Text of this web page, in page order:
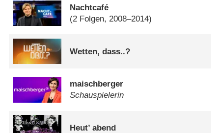
Nachtcafé
(2 Folgen, 2008–2014)
Wetten, dass..?
maischberger
Schauspielerin
Heut’ abend